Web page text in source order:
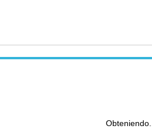
Obteniendo...